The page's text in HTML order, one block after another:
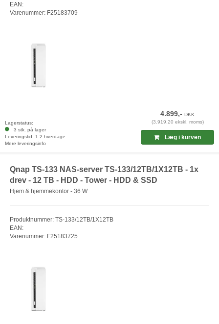
EAN:
Varenummer: F25183709
Lagerstatus:
3 stk. på lager
Leveringstid: 1-2 hverdage
Mere leveringsinfo
4.899,-DKK
(3.919,20 ekskl. moms)
Læg i kurven
Qnap TS-133 NAS-server TS-133/12TB/1X12TB - 1x
drev - 12 TB - HDD - Tower - HDD & SSD
Hjem & hjemmekontor - 36 W
Produktnummer: TS-133/12TB/1X12TB
EAN:
Varenummer: F25183725